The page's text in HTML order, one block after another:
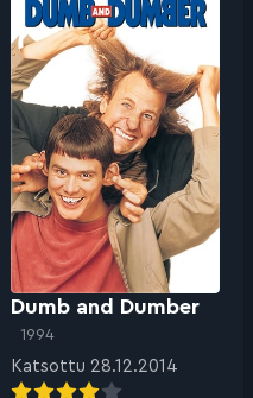
Dumb and Dumber
1994
Katsottu 28.12.2014